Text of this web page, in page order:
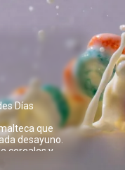
Días
que
desayuno.
cereales y